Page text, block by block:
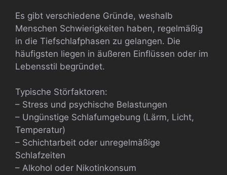
Es gibt verschiedene Gründe, weshalb
Menschen Schwierigkeiten haben, regelmäßig
in die Tiefschlafphasen zu gelangen. Die
häufigsten liegen in äußeren Einflüssen oder im
Lebensstil begründet.
Typische Störfaktoren:
– Stress und psychische Belastungen
– Ungünstige Schlafumgebung (Lärm, Licht,
Temperatur)
– Schichtarbeit oder unregelmäßige
Schlafzeiten
– Alkohol oder Nikotinkonsum